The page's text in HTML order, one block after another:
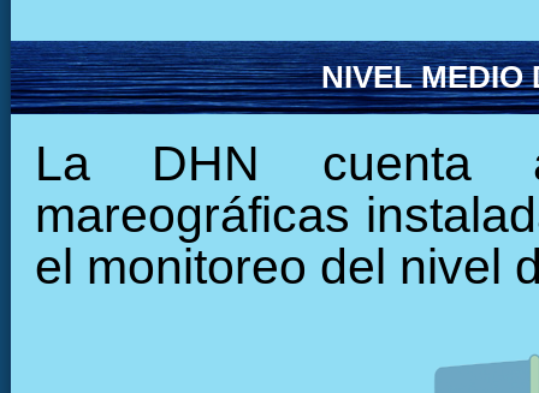
NIVEL MEDIO
La DHN cuenta
mareográficas
el monitoreo del nivel